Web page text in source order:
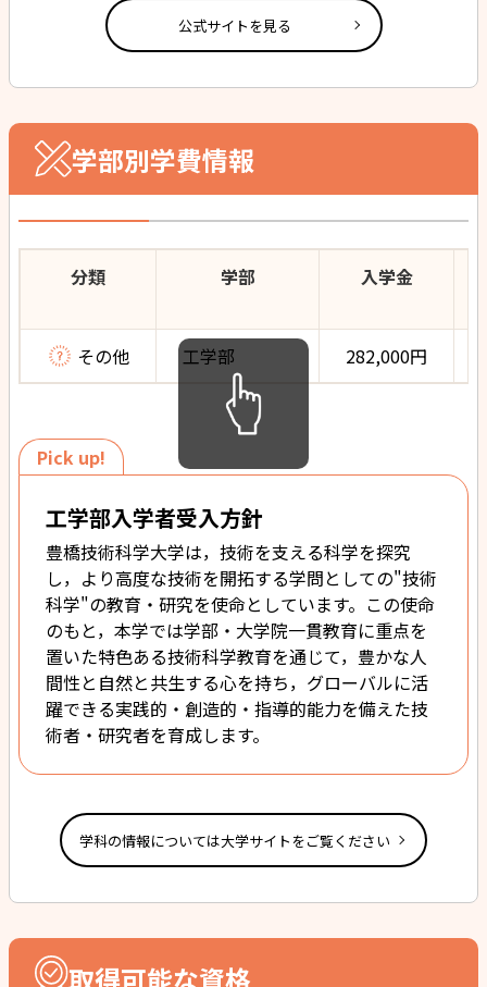
公式サイトを見る
学部別学費情報
分類 学部 入学金
その他 工学部 282,000円
Pick up!
工学部入学者受入方針
豊橋技術科学大学は，技術を支える科学を探究
し，より高度な技術を開拓する学問としての"技術
科学"の教育・研究を使命としています。この使命
のもと，本学では学部・大学院一貫教育に重点を
置いた特色ある技術科学教育を通じて，豊かな人
間性と自然と共生する心を持ち，グローバルに活
躍できる実践的・創造的・指導的能力を備えた技
術者・研究者を育成します。
学科の情報については大学サイトをご覧ください
取得可能な資格